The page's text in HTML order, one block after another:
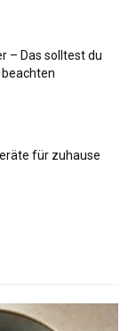
– Das solltest du
für zuhause